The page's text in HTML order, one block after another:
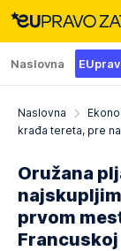
Naslovna
Naslovna
krađa tereta, pre
Oružana
prvom
Francuskoj